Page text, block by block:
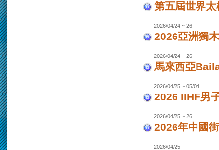
第五屆世界
2026/04/24 ~ 26
2026亞洲獨
2026/04/24 ~ 26
馬來西亞
2026/04/25 ~ 05/04
2026 IIHF男
2026/04/25 ~ 26
2026年中國
2026/04/25